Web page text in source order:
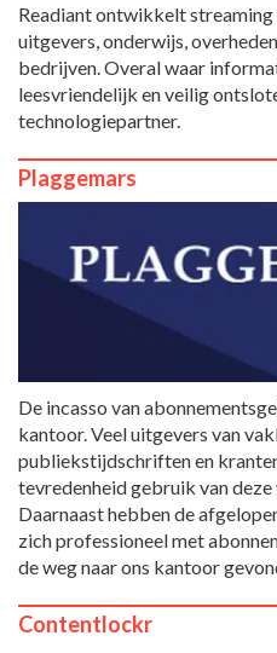
Readiant ontwikkelt
uitgevers, onderwijs,
bedrijven. Overal waar
leesvriendelijk en veilig
technologiepartner.
Plaggemars
De incasso van
kantoor. Veel uitgevers van
publiekstijdschriften en
tevredenheid gebruik van
Daarnaast hebben de
zich professioneel met
de weg naar ons kantoor
Contentlockr